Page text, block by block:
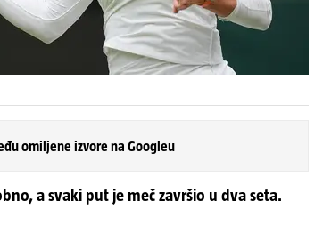
omiljene izvore na Googleu
a svaki put je meč završio u dva seta.